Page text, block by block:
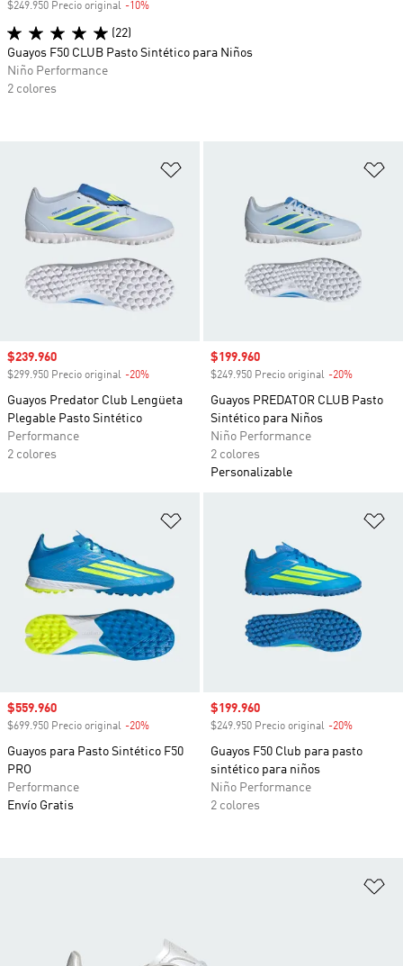
Precio de venta
$239.960
$299.950 Precio original -20%
Guayos Predator Club Lengüeta
Plegable Pasto Sintético
Performance
2 colores
Precio de venta
$199.960
$249.950 Precio original -20%
Guayos PREDATOR CLUB Pasto
Sintético para Niños
Niño Performance
2 colores
Personalizable
Precio de venta
$559.960
$699.950 Precio original -20%
Guayos para Pasto Sintético F50
PRO
Performance
Envío Gratis
Precio de venta
$199.960
$249.950 Precio original -20%
Guayos F50 Club para pasto
sintético para niños
Niño Performance
2 colores
$249.950 Precio original -10%
(22)
Guayos F50 CLUB Pasto Sintético para Niños
Niño Performance
2 colores